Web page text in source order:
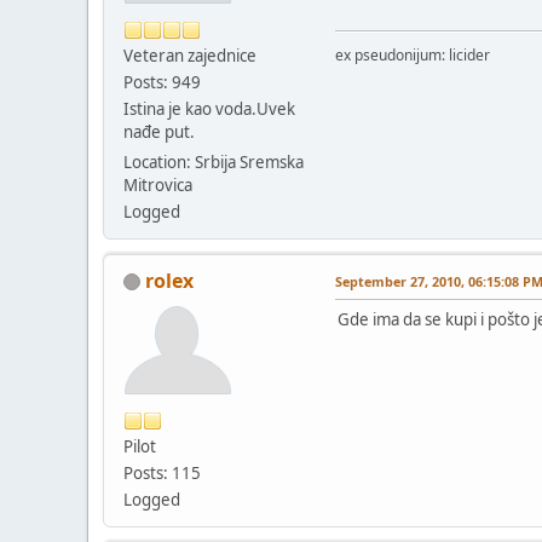
Veteran zajednice
Posts: 949
Istina je kao voda.Uvek
nađe put.
Location: Srbija Sremska
Mitrovica
Logged
ex pseudonijum: licider
rolex
Pilot
Posts: 115
Logged
September 27, 2010, 06:15:08 PM
Gde ima da se kupi i pošto